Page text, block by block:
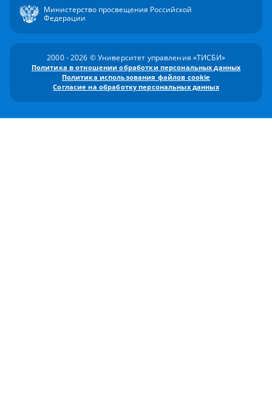
Министерство просвещения Российской
Федерации
2000 - 2026 © Университет управления «ТИСБИ»
Политика в отношении обработки персональных данных
Политика использования файлов cookie
Согласие на обработку персональных данных